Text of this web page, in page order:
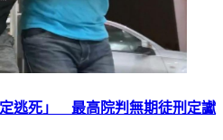
逃死」 最高院判無期徒刑定讞